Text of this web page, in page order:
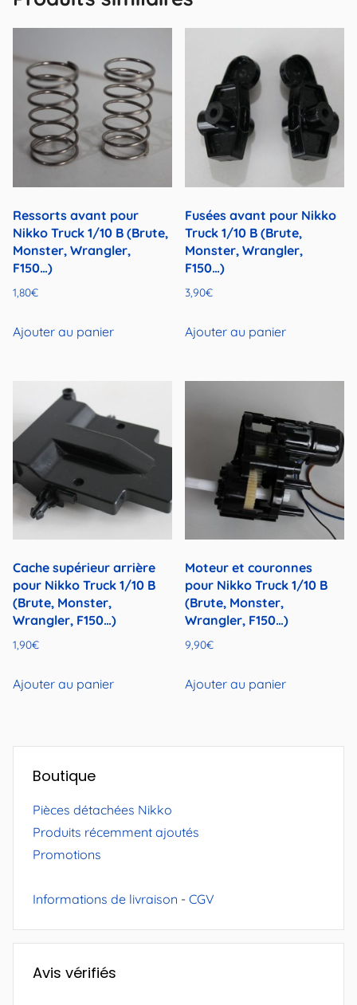
Ressorts avant pour
Nikko Truck 1/10 B (Brute,
Monster, Wrangler,
F150…)
1,80€
Ajouter au panier
Fusées avant pour Nikko
Truck 1/10 B (Brute,
Monster, Wrangler,
F150…)
3,90€
Ajouter au panier
Cache supérieur arrière
pour Nikko Truck 1/10 B
(Brute, Monster,
Wrangler, F150…)
1,90€
Ajouter au panier
Moteur et couronnes
pour Nikko Truck 1/10 B
(Brute, Monster,
Wrangler, F150…)
9,90€
Ajouter au panier
Boutique
Pièces détachées Nikko
Produits récemment ajoutés
Promotions
Informations de livraison - CGV
Avis vérifiés